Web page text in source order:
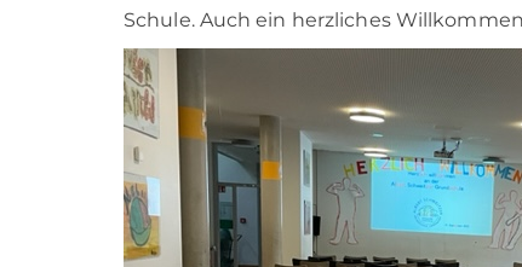
Schule. Auch ein herzliches